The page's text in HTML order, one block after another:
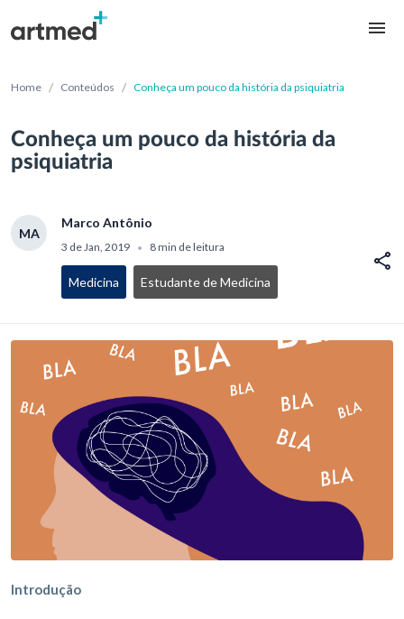
Home / Conteúdos / Conheça um pouco da história da psiquiatria
Conheça um pouco da história da
psiquiatria
MA
Marco Antônio
3 de Jan, 2019 • 8 min de leitura
Medicina Estudante de Medicina
Introdução